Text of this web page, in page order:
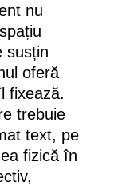
nu
susțin
oferă
fixează.
trebuie
text, pe
fizică în